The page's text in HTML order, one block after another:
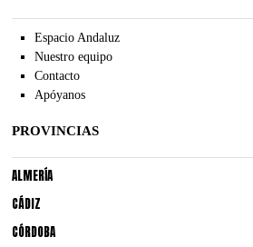
Espacio Andaluz
Nuestro equipo
Contacto
Apóyanos
PROVINCIAS
ALMERÍA
CÁDIZ
CÓRDOBA